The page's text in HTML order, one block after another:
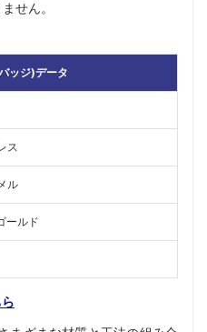
せん。
ッジ)データ
ス
ル
ールド